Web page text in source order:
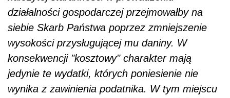
działalności gospodarczej przejmowałby na
siebie Skarb Państwa poprzez zmniejszenie
wysokości przysługującej mu daniny. W
konsekwencji "kosztowy" charakter mają
jedynie te wydatki, których poniesienie nie
wynika z zawinienia podatnika. W tym miejscu